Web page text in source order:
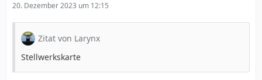
20. Dezember 2023 um 12:15
Zitat von Larynx
Stellwerkskarte